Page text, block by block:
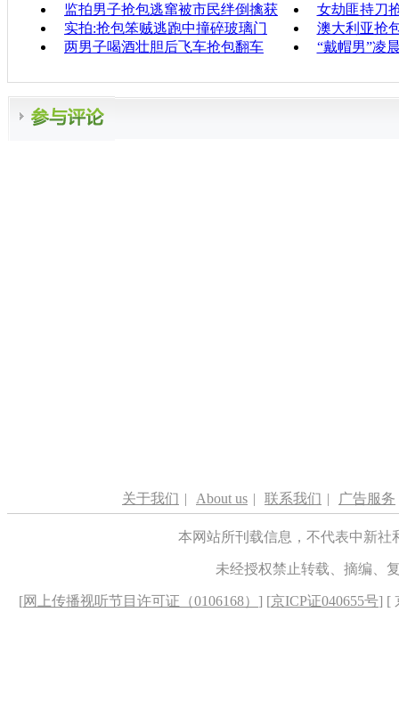
监拍男子抢包逃窜被市民绊倒擒获
女劫匪持刀
实拍:抢包笨贼逃跑中撞碎玻璃门
澳大利亚抢
两男子喝酒壮胆后飞车抢包翻车
“戴帽男”凌
关于我们 | About us | 联系我们 | 广告服务
本网站所刊载信息，不代表中新
未经授权禁止转载、摘编、
[网上传播视听节目许可证（0106168） ] [京ICP证040655号] [